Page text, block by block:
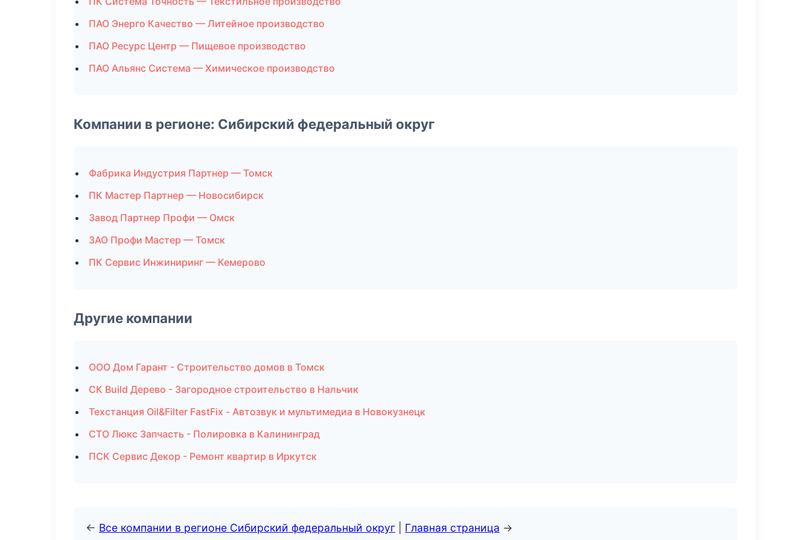
ПАО Энерго Качество — Литейное производство
ПАО Ресурс Центр — Пищевое производство
ПАО Альянс Система — Химическое производство
Компании в регионе: Сибирский федеральный округ
Фабрика Индустрия Партнер — Томск
ПК Мастер Партнер — Новосибирск
Завод Партнер Профи — Омск
ЗАО Профи Мастер — Томск
ПК Сервис Инжиниринг — Кемерово
Другие компании
ООО Дом Гарант - Строительство домов в Томск
СК Build Дерево - Загородное строительство в Нальчик
Техстанция Oil&Filter FastFix - Автозвук и мультимедиа в Новокузнецк
СТО Люкс Запчасть - Полировка в Калининград
ПСК Сервис Декор - Ремонт квартир в Иркутск
← Все компании в регионе Сибирский федеральный округ Главная страница →